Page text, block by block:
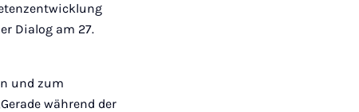
Dialog am 27.
und zum
während der